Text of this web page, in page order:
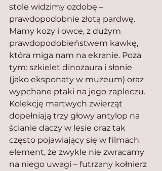
stole widzimy ozdobę –
prawdopodobnie złotą pardwę.
Mamy kozy i owce, z dużym
prawdopodobieństwem kawkę,
która miga nam na ekranie. Poza
tym: szkielet dinozaura i słonie
(jako eksponaty w muzeum) oraz
wypchane ptaki na jego zapleczu.
Kolekcję martwych zwierząt
dopełniają trzy głowy antylop na
ścianie daczy w lesie oraz tak
często pojawiający się w filmach
element, że zwykle nie zwracamy
na niego uwagi – futrzany kołnierz